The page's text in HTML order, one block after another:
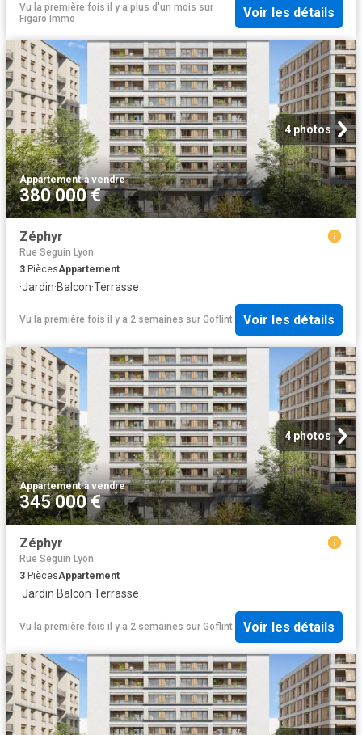
Vu la première fois il y a plus d'un mois sur
Figaro Immo
Voir les détails
4 photos
Appartement·à vendre
380 000 €
Zéphyr
Rue Seguin Lyon
3 PiècesAppartement
·Jardin·Balcon·Terrasse
Vu la première fois il y a 2 semaines sur Goflint Voir les détails
4 photos
Appartement·à vendre
345 000 €
Zéphyr
Rue Seguin Lyon
3 PiècesAppartement
·Jardin·Balcon·Terrasse
Vu la première fois il y a 2 semaines sur Goflint Voir les détails